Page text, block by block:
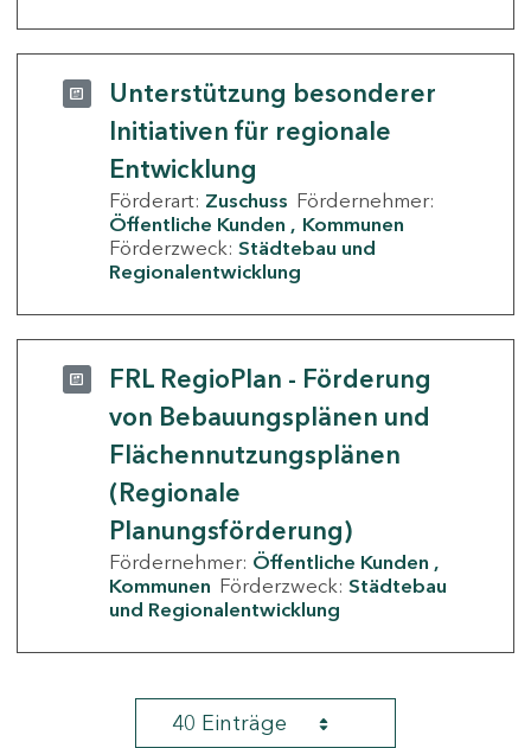
Unterstützung besonderer
Initiativen für regionale
Entwicklung
Förderart: Zuschuss Fördernehmer:
Öffentliche Kunden
Kommunen
Förderzweck: Städtebau und
Regionalentwicklung
FRL RegioPlan - Förderung
von Bebauungsplänen und
Flächennutzungsplänen
(Regionale
Planungsförderung)
Fördernehmer: Öffentliche Kunden
Kommunen Förderzweck: Städtebau
und Regionalentwicklung
40 Einträge